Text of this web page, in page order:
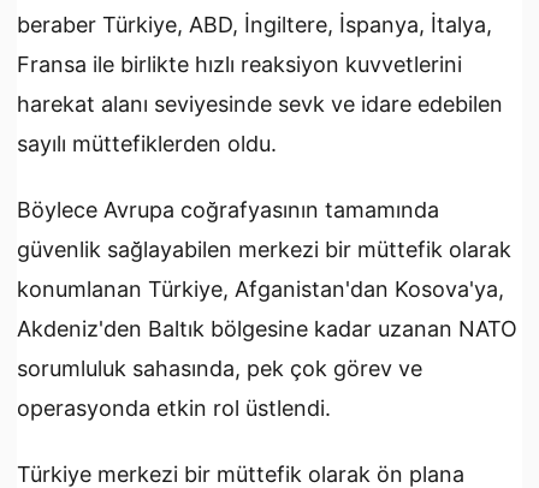
beraber Türkiye, ABD, İngiltere, İspanya, İtalya,
Fransa ile birlikte hızlı reaksiyon kuvvetlerini
harekat alanı seviyesinde sevk ve idare edebilen
sayılı müttefiklerden oldu.
Böylece Avrupa coğrafyasının tamamında
güvenlik sağlayabilen merkezi bir müttefik olarak
konumlanan Türkiye, Afganistan'dan Kosova'ya,
Akdeniz'den Baltık bölgesine kadar uzanan NATO
sorumluluk sahasında, pek çok görev ve
operasyonda etkin rol üstlendi.
Türkiye merkezi bir müttefik olarak ön plana